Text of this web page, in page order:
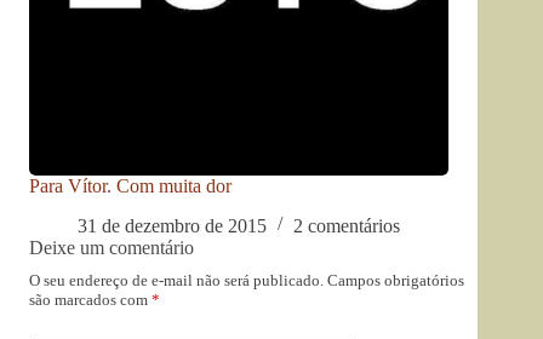
Para Vítor. Com muita dor
31 de dezembro de 2015
2 comentários
Deixe um comentário
O seu endereço de e-mail não será publicado. Campos obrigatórios
são marcados com *